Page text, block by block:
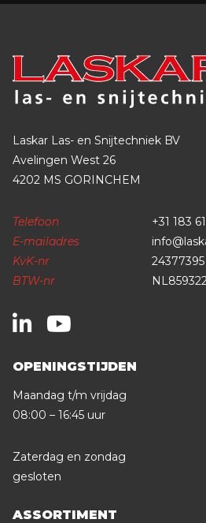
Laskar Las- en Snijtechniek BV
Avelingen West 26
4202 MS GORINCHEM
Telefoon
+31 183
E-mailadres
KvK-nr
24377395
BTW-nr
OPENINGSTIJDEN
Maandag t/m vrijdag
08:00 – 16:45 uur
Zaterdag en zondag
gesloten
ASSORTIMENT